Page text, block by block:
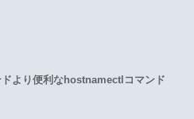
より便利なhostnamectlコマンド